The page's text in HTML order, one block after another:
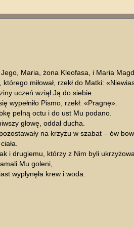
Maria, żona Kleofasa, i Maria
miłował, rzekł do Matki:
uczeń wziął Ją do siebie.
wypełniło Pismo, rzekł: «Pragnę».
pełną octu i do ust Mu podano.
głowę, oddał ducha.
na krzyżu w szabat – ów
i drugiemu, którzy z Nim byli
Mu goleni,
wypłynęła krew i woda.